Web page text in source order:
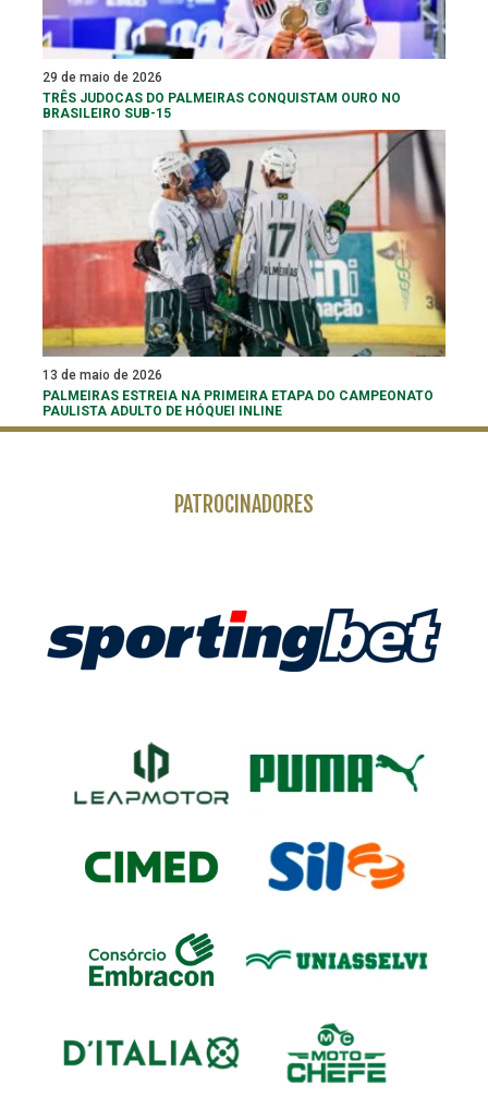
29 de maio de 2026
TRÊS JUDOCAS DO PALMEIRAS CONQUISTAM OURO NO
BRASILEIRO SUB-15
13 de maio de 2026
PALMEIRAS ESTREIA NA PRIMEIRA ETAPA DO CAMPEONATO
PAULISTA ADULTO DE HÓQUEI INLINE
PATROCINADORES